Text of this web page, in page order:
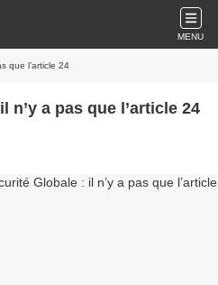
MENU
que l’article 24
n’y a pas que l’article 24